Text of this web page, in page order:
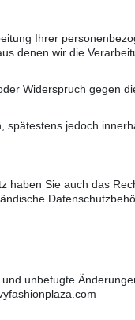
Ihrer
denen wir die
Widerspruch gegen
spätestens jedoch
haben Sie auch das
unbefugte